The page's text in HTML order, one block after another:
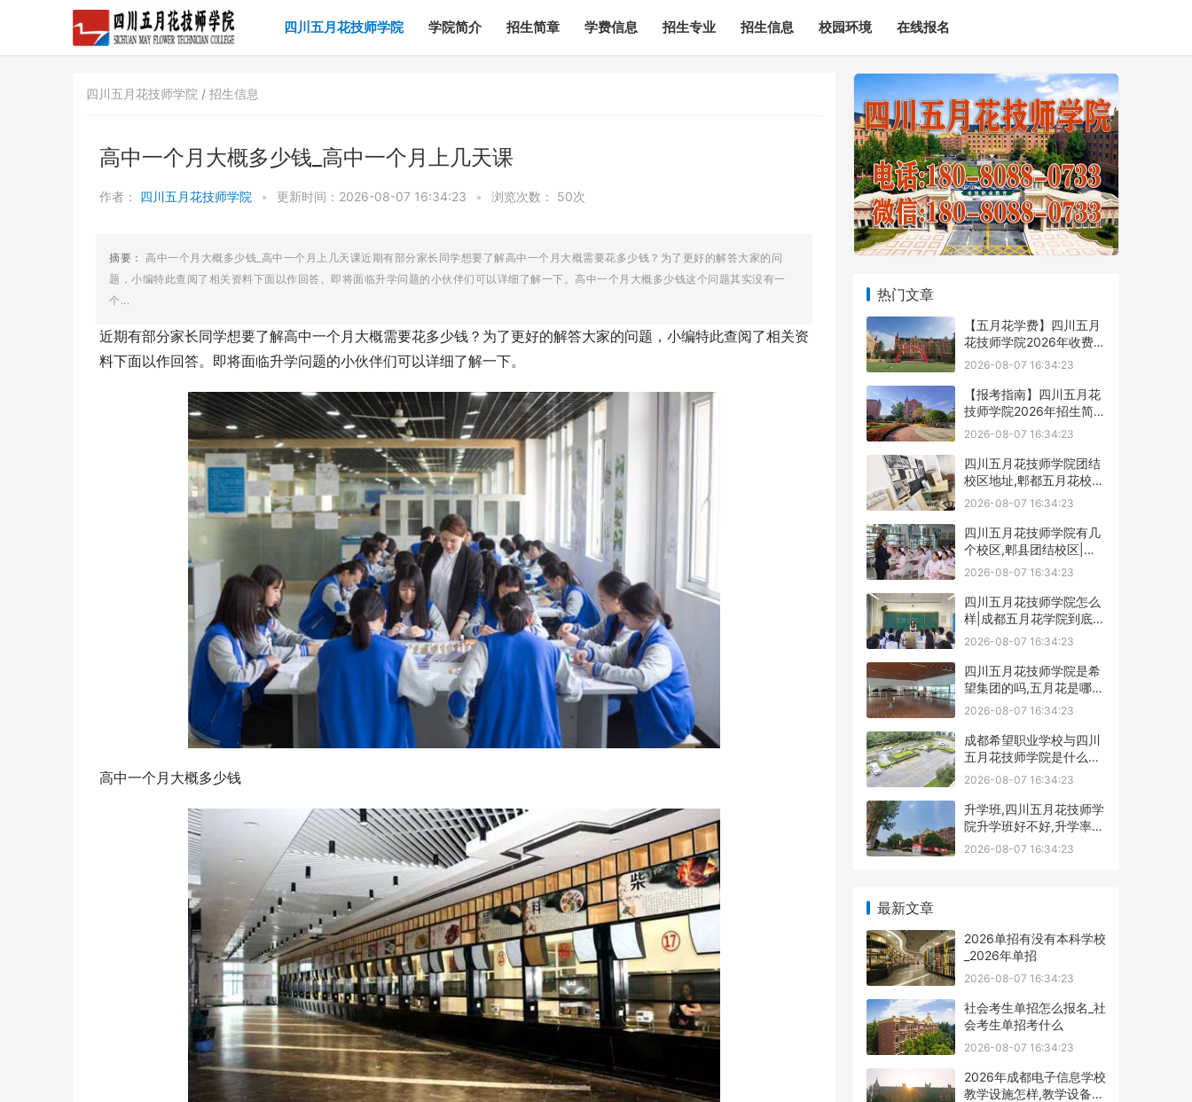
四川五月花技师学院 学院简介 招生简章 学费信息 招生专业 招生信息 校园环境 在线报名
四川五月花技师学院 / 招生信息
高中一个月大概多少钱_高中一个月上几天课
作者： 四川五月花技师学院 • 更新时间：2026-08-07 16:34:23 • 浏览次数： 50次
摘要： 高中一个月大概多少钱_高中一个月上几天课近期有部分家长同学想要了解高中一个月大概需要花多少钱？为了更好的解答大家的问
题，小编特此查阅了相关资料下面以作回答。即将面临升学问题的小伙伴们可以详细了解一下。高中一个月大概多少钱这个问题其实没有一
个...
近期有部分家长同学想要了解高中一个月大概需要花多少钱？为了更好的解答大家的问题，小编特此查阅了相关资
料下面以作回答。即将面临升学问题的小伙伴们可以详细了解一下。
高中一个月大概多少钱
热门文章
【五月花学费】四川五月
花技师学院2026年收费标
准及招生专业
2026-08-07 16:34:23
【报考指南】四川五月花
技师学院2026年招生简章
及学费表
2026-08-07 16:34:23
四川五月花技师学院团结
校区地址,郫都五月花校园
环境好不好
2026-08-07 16:34:23
四川五月花技师学院有几
个校区,郫县团结校区|金
堂校区|康定分校
2026-08-07 16:34:23
四川五月花技师学院怎么
样|成都五月花学院到底好
不好
2026-08-07 16:34:23
四川五月花技师学院是希
望集团的吗,五月花是哪个
集团的
2026-08-07 16:34:23
成都希望职业学校与四川
五月花技师学院是什么关
系
2026-08-07 16:34:23
升学班,四川五月花技师学
院升学班好不好,升学率高
吗|升学保障
2026-08-07 16:34:23
最新文章
2026单招有没有本科学校
_2026年单招
2026-08-07 16:34:23
社会考生单招怎么报名_社
会考生单招考什么
2026-08-07 16:34:23
2026年成都电子信息学校
教学设施怎样,教学设备展